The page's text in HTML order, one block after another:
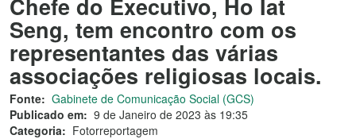
Chefe do Executivo, Ho Iat
Seng, tem encontro com os
representantes das várias
associações religiosas locais.
Fonte: Gabinete de Comunicação Social (GCS)
Publicado em: 9 de Janeiro de 2023 às 19:35
Categoria: Fotorreportagem